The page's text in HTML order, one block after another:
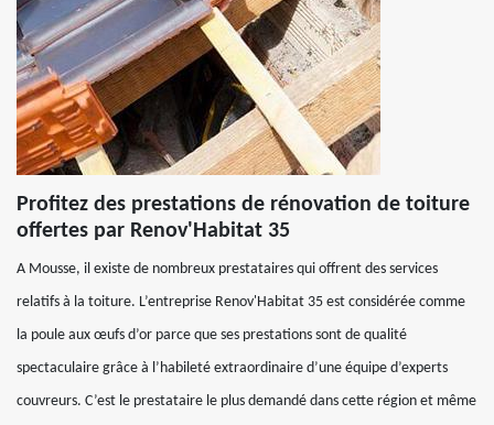
Profitez des prestations de rénovation de toiture
offertes par Renov'Habitat 35
A Mousse, il existe de nombreux prestataires qui offrent des services
relatifs à la toiture. L’entreprise Renov'Habitat 35 est considérée comme
la poule aux œufs d’or parce que ses prestations sont de qualité
spectaculaire grâce à l’habileté extraordinaire d’une équipe d’experts
couvreurs. C’est le prestataire le plus demandé dans cette région et même